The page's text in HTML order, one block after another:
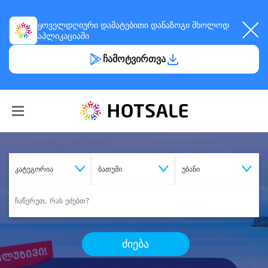
ყოველდღიური დამატებითი დანაზოგი მხოლოდ
აპლიკაციაში
ჩამოტვირთვა
კატეგორია ბათუმი უბანი
ძიება